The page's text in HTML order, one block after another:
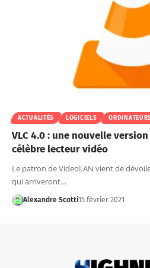
ACTUALITÉS LOGICIELS
VLC 4.0 : une nouvelle
célèbre lecteur vidéo
Le patron de VideoLAN vient de
qui arriveront…
Alexandre Scotti15 février 2021